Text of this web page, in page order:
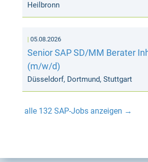
Heilbronn
05.08.2026
Senior SAP SD/MM Berater
(m/w/d)
Düsseldorf, Dortmund, Stuttgart
alle 132 SAP-Jobs anzeigen →